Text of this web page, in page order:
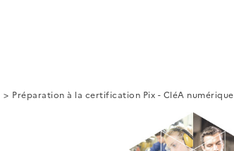
Préparation à la certification Pix - CléA numérique